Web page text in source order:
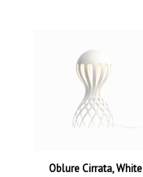
Oblure Cirrata, White